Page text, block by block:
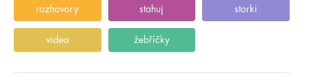
rozhovory stahuj storki
videa žebříčky